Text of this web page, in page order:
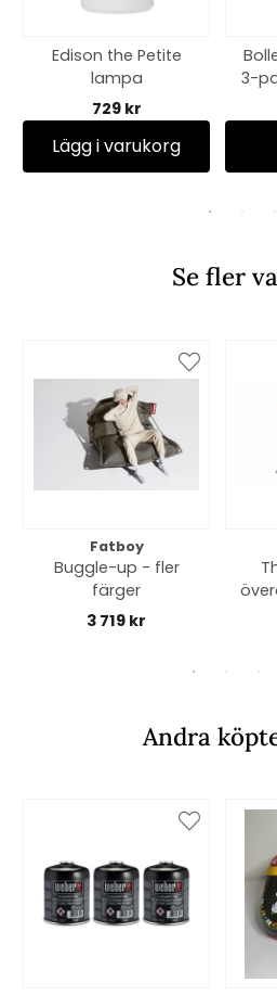
Edison the Petite
lampa
729 kr
Lägg i varukorg
3-
Se fler
Fatboy
Buggle-up - fler
färger
3 719 kr
Andra